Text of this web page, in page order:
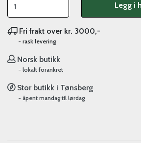
Legg i
Fri frakt over kr. 3000,-
- rask levering
Norsk butikk
- lokalt forankret
Stor butikk i Tønsberg
- åpent mandag til lørdag